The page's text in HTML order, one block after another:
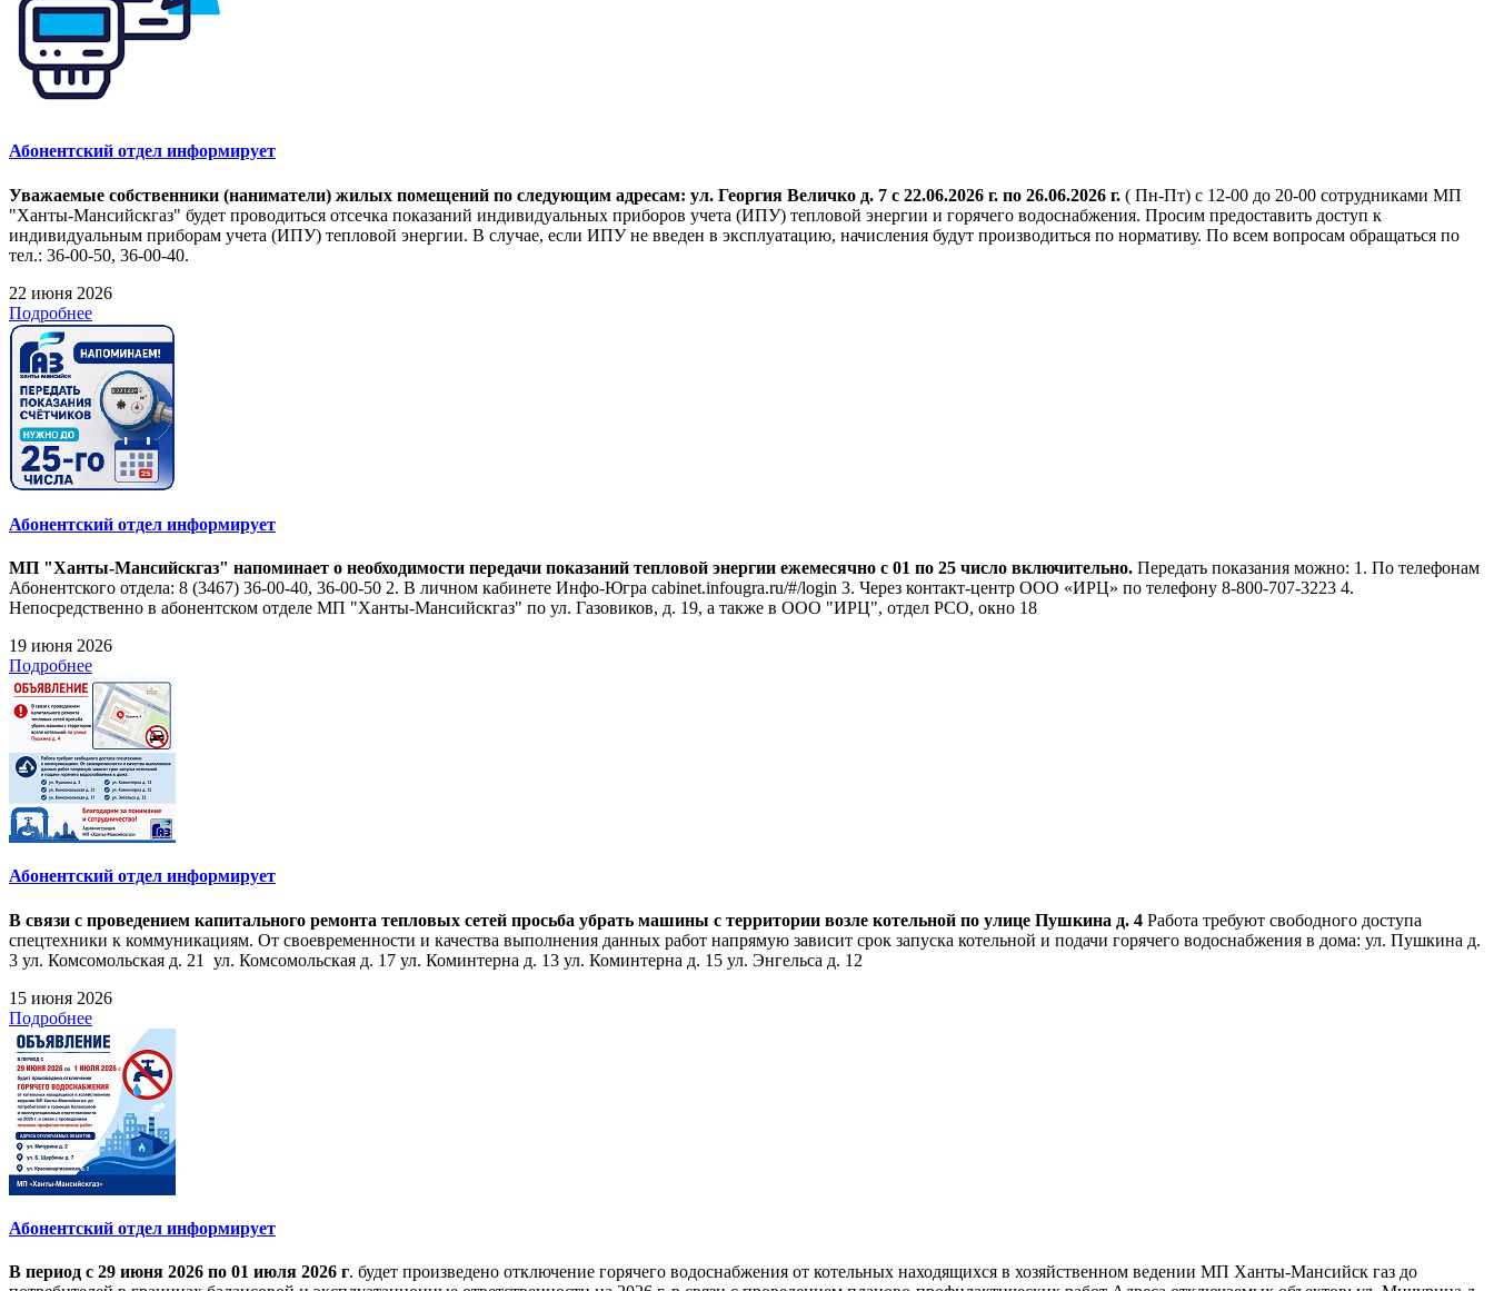
Абонентский отдел информирует
Уважаемые собственники (наниматели) жилых помещений по следующим адресам: ул. Георгия Величко д. 7 с 22.06.2026 г. по 26.06.2026 г. ( Пн-Пт) с 12-00 до 20-00 сотрудниками МП
"Ханты-Мансийскгаз" будет проводиться отсечка показаний индивидуальных приборов учета (ИПУ) тепловой энергии и горячего водоснабжения. Просим предоставить доступ к
индивидуальным приборам учета (ИПУ) тепловой энергии. В случае, если ИПУ не введен в эксплуатацию, начисления будут производиться по нормативу. По всем вопросам обращаться по
тел.: 36-00-50, 36-00-40.
22 июня 2026
Подробнее
Абонентский отдел информирует
МП "Ханты-Мансийскгаз" напоминает о необходимости передачи показаний тепловой энергии ежемесячно с 01 по 25 число включительно. Передать показания можно: 1. По телефонам
Абонентского отдела: 8 (3467) 36-00-40, 36-00-50 2. В личном кабинете Инфо-Югра cabinet.infougra.ru/#/login 3. Через контакт-центр ООО «ИРЦ» по телефону 8-800-707-3223 4.
Непосредственно в абонентском отделе МП "Ханты-Мансийскгаз" по ул. Газовиков, д. 19, а также в ООО "ИРЦ", отдел РСО, окно 18
19 июня 2026
Подробнее
Абонентский отдел информирует
В связи с проведением капитального ремонта тепловых сетей просьба убрать машины с территории возле котельной по улице Пушкина д. 4 Работа требуют свободного доступа
спецтехники к коммуникациям. От своевременности и качества выполнения данных работ напрямую зависит срок запуска котельной и подачи горячего водоснабжения в дома: ул. Пушкина д.
3 ул. Комсомольская д. 21 ул. Комсомольская д. 17 ул. Коминтерна д. 13 ул. Коминтерна д. 15 ул. Энгельса д. 12
15 июня 2026
Подробнее
Абонентский отдел информирует
В период с 29 июня 2026 по 01 июля 2026 г. будет произведено отключение горячего водоснабжения от котельных находящихся в хозяйственном ведении МП Ханты-Мансийск газ до